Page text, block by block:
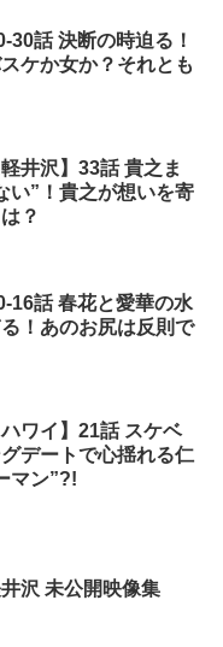
30話 決断の時迫る！
ケか女か？それとも
井沢】33話 貴之ま
い”！貴之が想いを寄
？
16話 春花と愛華の水
！あのお尻は反則で
ハワイ】21話 スケベ
デートで心揺れる仁
マン”?!
沢 未公開映像集